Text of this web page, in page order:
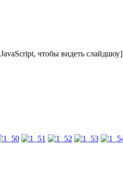
чтобы видеть слайдшоу]